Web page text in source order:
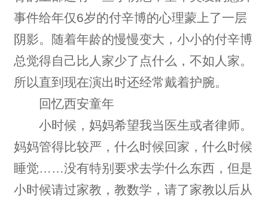
事件给年仅6岁的付辛博的心理蒙上了一层
阴影。随着年龄的慢慢变大，小小的付辛博
总觉得自己比人家少了点什么，不如人家。
所以直到现在演出时还经常戴着护腕。
回忆西安童年
小时候，妈妈希望我当医生或者律师。
妈妈管得比较严，什么时候回家，什么时候
睡觉……没有特别要求去学什么东西，但是
小时候请过家教，教数学，请了家教以后从